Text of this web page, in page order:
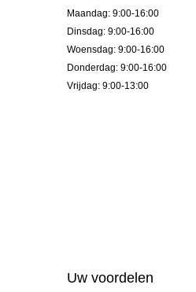
Maandag: 9:00-16:00
Dinsdag: 9:00-16:00
Woensdag: 9:00-16:00
Donderdag: 9:00-16:00
Vrijdag: 9:00-13:00
Uw voordelen